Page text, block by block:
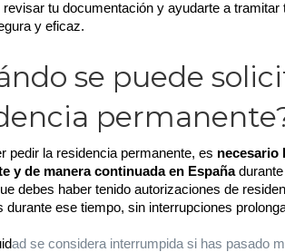
revisar tu documentación y ayudarte a tramitar
y eficaz.
se puede
pedir la residencia permanente, es necesario
y de manera continuada en España durante
debes haber tenido autorizaciones de
durante ese tiempo, sin interrupciones
ad se considera interrumpida si has pasado